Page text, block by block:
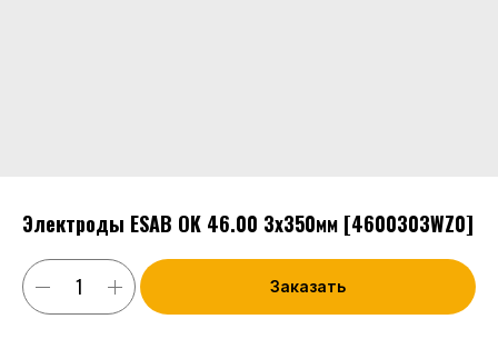
Электроды ESAB OK 46.00 3х350мм [4600303WZ0]
Заказать